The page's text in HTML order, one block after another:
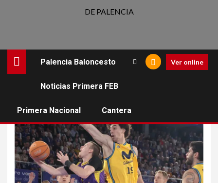
DE PALENCIA
Palencia Baloncesto
Noticias Primera FEB
Primera Nacional Cantera
Ver online